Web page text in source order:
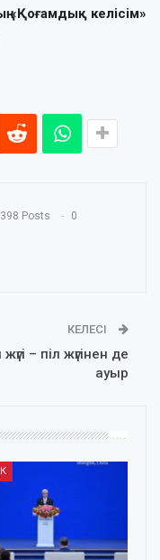
«Қоғамдық келісім»
Posts 0
КЕЛЕСІ
жүгі – піл жүгінен де
ауыр